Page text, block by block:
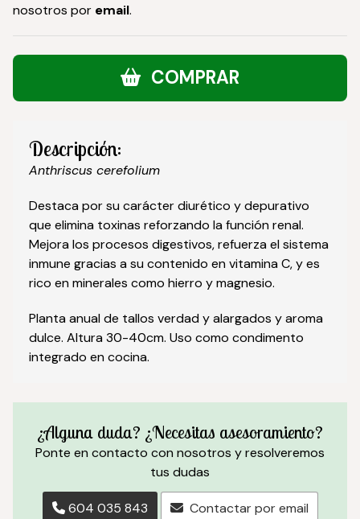
nosotros por email.
COMPRAR
Descripción:
Anthriscus cerefolium
Destaca por su carácter diurético y depurativo
que elimina toxinas reforzando la función renal.
Mejora los procesos digestivos, refuerza el sistema
inmune gracias a su contenido en vitamina C, y es
rico en minerales como hierro y magnesio.
Planta anual de tallos verdad y alargados y aroma
dulce. Altura 30-40cm. Uso como condimento
integrado en cocina.
¿Alguna duda? ¿Necesitas asesoramiento?
Ponte en contacto con nosotros y resolveremos
tus dudas
604 035 843 Contactar por email